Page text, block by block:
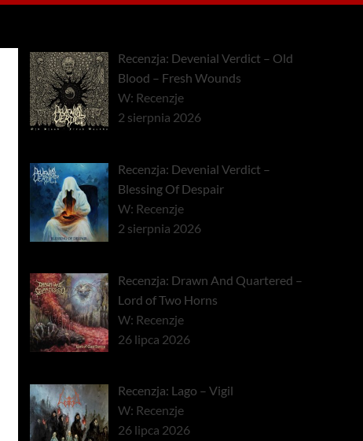
Recenzja: Devenial Verdict – Old
Blood – Fresh Wounds
W: Recenzje
2 sierpnia 2026
Recenzja: Devenial Verdict –
Blessing Of Despair
W: Recenzje
2 sierpnia 2026
Recenzja: Drawn And Quartered –
Lord of Two Horns
W: Recenzje
26 lipca 2026
Recenzja: Lago – Vigil
W: Recenzje
26 lipca 2026